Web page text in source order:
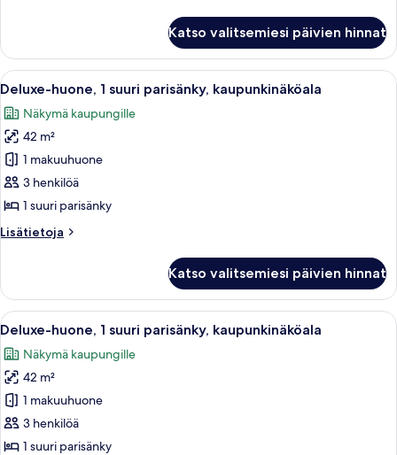
In
Shwr)
kuvat
1
parisänky
(Mobility/Hearing
Roll-
In
Shwr)
Katso valitsemiesi päivien hinnat
Avaa
kaikki
huonetyypin
Deluxe-
huone,
1
suuri
kaupunkinäköala
Moderni hotellihuone, jossa on
15
Deluxe-huone, 1 suuri parisänky, kaupunkinäköala
Näkymä kaupungille
42 m²
1 makuuhuone
3 henkilöä
1 suuri parisänky
Lisätietoja
Lisätietoja
1
suuri
parisänky,
Katso valitsemiesi päivien hinnat
Avaa
kaikki
huonetyypin
Deluxe-
huone,
1
suuri
Moderni hotellihuone, jossa on
9
Deluxe-huone, 1 suuri parisänky, kaupunkinäköala
Näkymä kaupungille
42 m²
1 makuuhuone
3 henkilöä
1 suuri parisänky